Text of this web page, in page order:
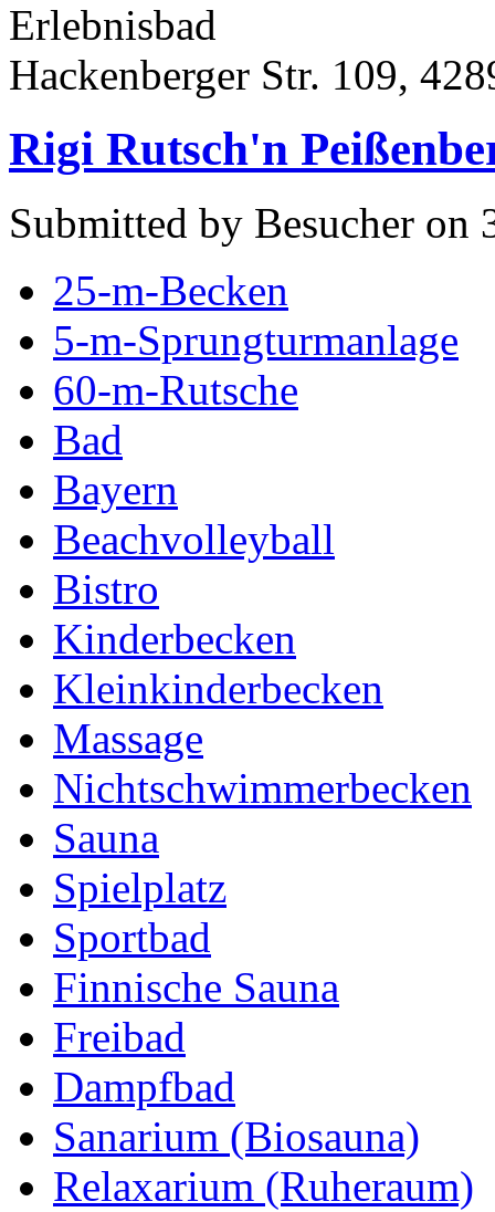
Erlebnisbad
Hackenberger Str. 109,
Rigi Rutsch'n
Submitted by Besucher on
25-m-Becken
5-m-Sprungturmanlage
60-m-Rutsche
Bad
Bayern
Beachvolleyball
Bistro
Kinderbecken
Kleinkinderbecken
Massage
Nichtschwimmerbecken
Sauna
Spielplatz
Sportbad
Finnische Sauna
Freibad
Dampfbad
Sanarium (Biosauna)
Relaxarium (Ruheraum)